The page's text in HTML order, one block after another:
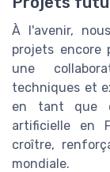
À l'avenir,
projets encore
une
techniques et
en tant que
artificielle en
croître,
mondiale.